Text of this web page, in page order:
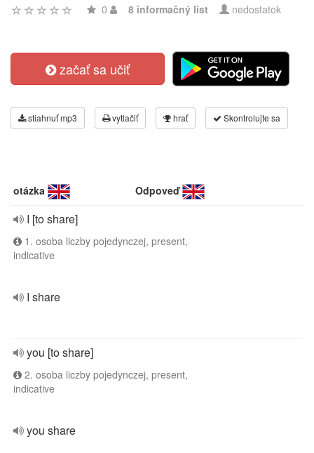
0 8 informačný list nedostatok
začať sa učiť
stiahnuť mp3 vytlačiť hrať Skontrolujte sa
otázka Odpoveď
I [to share]
1. osoba liczby pojedynczej, present,
indicative
I share
you [to share]
2. osoba liczby pojedynczej, present,
indicative
you share